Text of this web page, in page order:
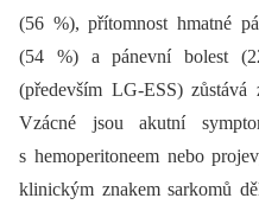
(56 %), přítomnost hmatné
(54 %) a pánevní bolest
(především LG-ESS)
Vzácné jsou akutní
s hemoperitoneem nebo
klinickým znakem sarkomů